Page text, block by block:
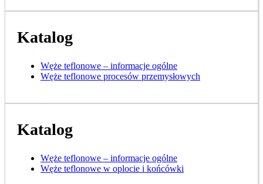
Katalog
Węże teflonowe – informacje ogólne
Węże teflonowe procesów przemysłowych
Katalog
Węże teflonowe – informacje ogólne
Węże teflonowe w oplocie i końcówki